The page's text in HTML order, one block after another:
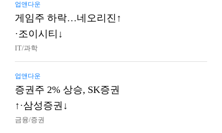
업앤다운
게임주 하락…네오리진↑
·조이시티↓
IT/과학
업앤다운
증권주 2% 상승, SK증권
↑·삼성증권↓
금융/증권